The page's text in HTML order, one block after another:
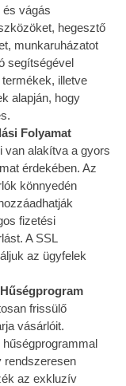
és vágás
hegesztő
munkaruházatot
segítségével
illetve
alapján, hogy
Folyamat
van alakítva a gyors
érdekében. Az
könnyedén
fizetési
A SSL
az ügyfelek
frissülő
vásárlóit.
rendszeresen
az exkluzív